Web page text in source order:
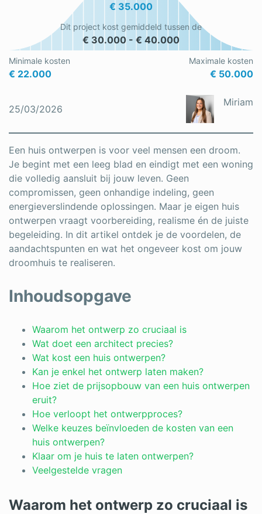
Schrijnwerker
Stukadoor
Vloeren
Vochtbestrijding
Warmtepomp
Zonnepanelen
Zonwering
Bent u een vakspecialist?
Minimale kosten
€ 22.000
€ 35.000
Maximale kosten
€ 50.000
Dit project kost gemiddeld tussen de
€ 30.000 - € 40.000
25/03/2026
Miriam
Een huis ontwerpen is voor veel mensen een droom.
Je begint met een leeg blad en eindigt met een woning
die volledig aansluit bij jouw leven. Geen
compromissen, geen onhandige indeling, geen
energieverslindende oplossingen. Maar je eigen huis
ontwerpen vraagt voorbereiding, realisme én de juiste
begeleiding. In dit artikel ontdek je de voordelen, de
aandachtspunten en wat het ongeveer kost om jouw
droomhuis te realiseren.
Inhoudsopgave
Waarom het ontwerp zo cruciaal is
Wat doet een architect precies?
Wat kost een huis ontwerpen?
Kan je enkel het ontwerp laten maken?
Hoe ziet de prijsopbouw van een huis ontwerpen
eruit?
Hoe verloopt het ontwerpproces?
Welke keuzes beïnvloeden de kosten van een
huis ontwerpen?
Klaar om je huis te laten ontwerpen?
Veelgestelde vragen
Waarom het ontwerp zo cruciaal is